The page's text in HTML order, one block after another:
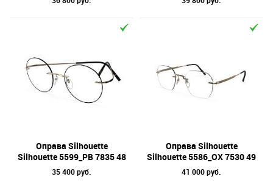
Оправа Silhouette
Silhouette 5599_PB 7835 48
35 400 руб.
Оправа Silhouette
Silhouette 5586_OX 7530 49
41 000 руб.